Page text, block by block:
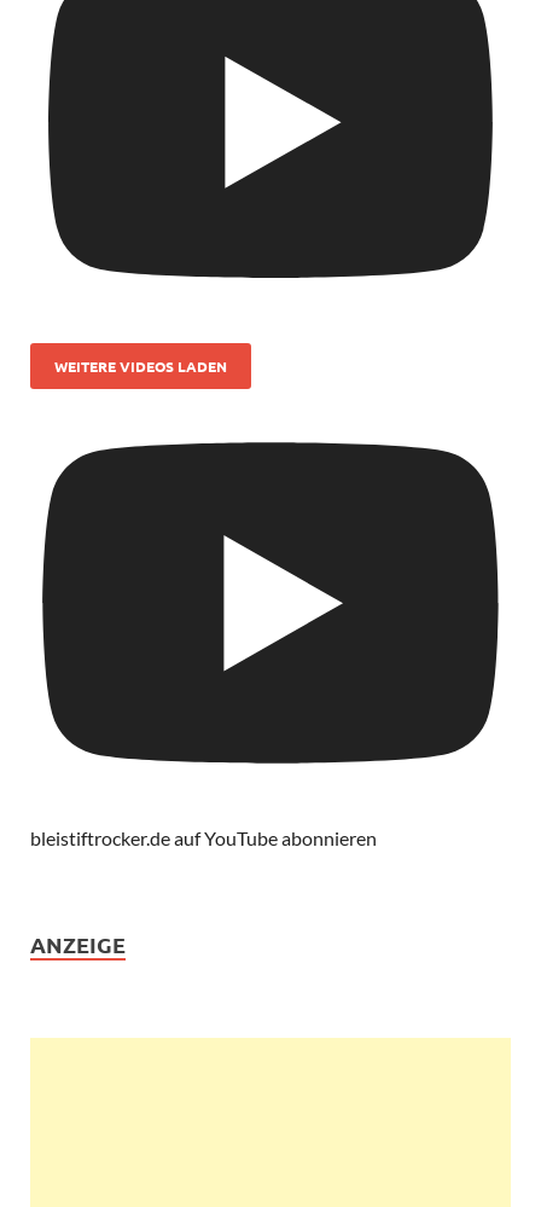
WEITERE VIDEOS LADEN
bleistiftrocker.de auf YouTube abonnieren
ANZEIGE